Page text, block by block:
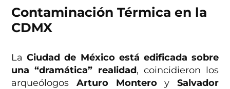
Contaminación Térmica en la
CDMX
LaCiudad de México está edificada sobre
una “dramática” realidad, coincidieron los
arqueólogos Arturo Monteroy Salvador